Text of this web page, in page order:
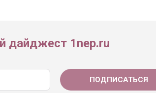
дайджест 1nep.ru